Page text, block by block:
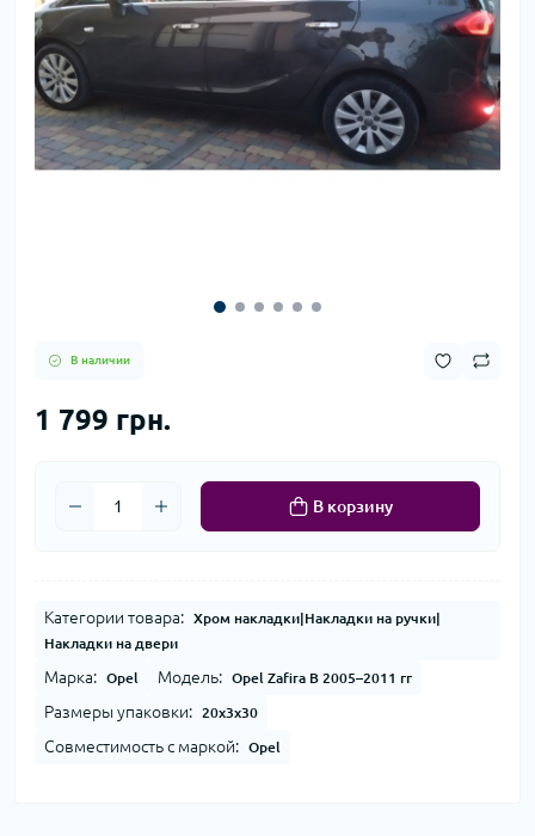
В наличии
1 799 грн.
В корзину
Категории товара:
Хром накладки|Накладки на ручки|
Накладки на двери
Марка: Opel Модель: Opel Zafira B 2005–2011 гг
Размеры упаковки: 20x3x30
Совместимость с маркой: Opel